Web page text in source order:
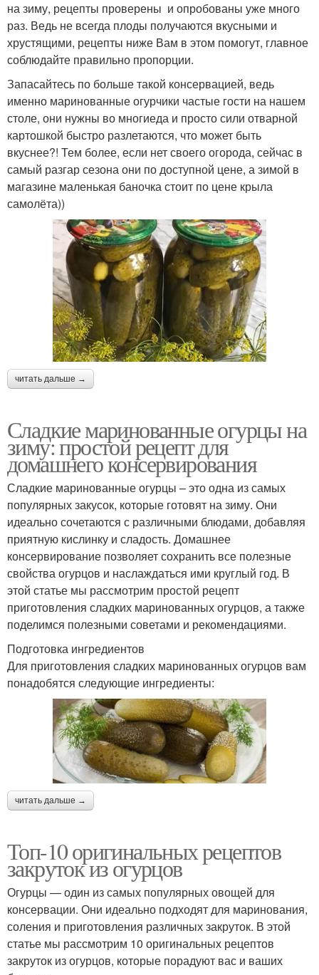
на зиму, рецепты проверены и опробованы уже много
раз. Ведь не всегда плоды получаются вкусными и
хрустящими, рецепты ниже Вам в этом помогут, главное
соблюдайте правильно пропорции.
Запасайтесь по больше такой консервацией, ведь
именно маринованные огурчики частые гости на нашем
столе, они нужны во многиеда и просто сили отварной
картошкой быстро разлетаются, что может быть
вкуснее?! Тем более, если нет своего огорода, сейчас в
самый разгар сезона они по доступной цене, а зимой в
магазине маленькая баночка стоит по цене крыла
самолёта))
читать дальше →
Сладкие маринованные огурцы на
зиму: простой рецепт для
домашнего консервирования
Сладкие маринованные огурцы – это одна из самых
популярных закусок, которые готовят на зиму. Они
идеально сочетаются с различными блюдами, добавляя
приятную кислинку и сладость. Домашнее
консервирование позволяет сохранить все полезные
свойства огурцов и наслаждаться ими круглый год. В
этой статье мы рассмотрим простой рецепт
приготовления сладких маринованных огурцов, а также
поделимся полезными советами и рекомендациями.
Подготовка ингредиентов
Для приготовления сладких маринованных огурцов вам
понадобятся следующие ингредиенты:
читать дальше →
Топ-10 оригинальных рецептов
закруток из огурцов
Огурцы — один из самых популярных овощей для
консервации. Они идеально подходят для маринования,
соления и приготовления различных закруток. В этой
статье мы рассмотрим 10 оригинальных рецептов
закруток из огурцов, которые порадуют вас и ваших